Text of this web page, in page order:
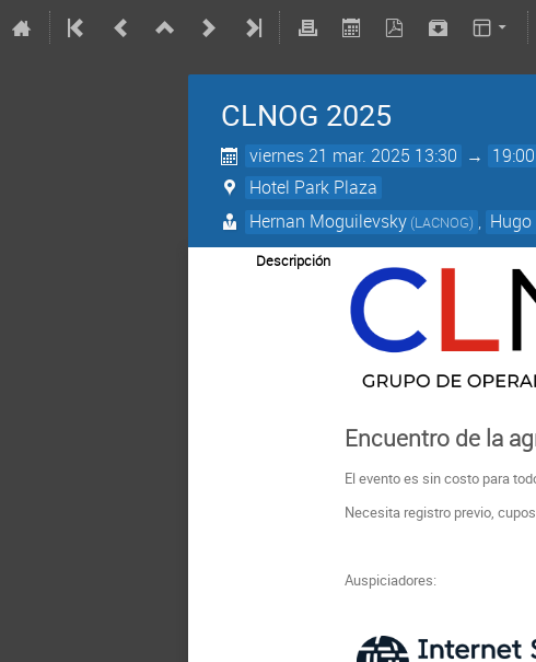
CLNOG 2025
viernes 21 mar. 2025 13:30 → 19:00
Hotel Park Plaza
Hernan Moguilevsky (LACNOG) ,
Descripción
Encuentro de la
El evento es sin costo para
Necesita registro previo,
Auspiciadores: